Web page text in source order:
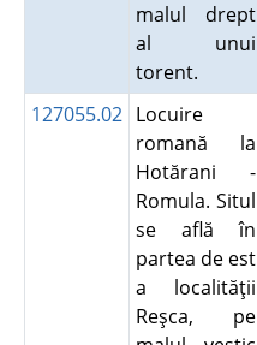
malul drept
al unui
torent.
127055.02 Locuire
romană la
Hotărani -
Romula. Situl
se află în
partea de est
a localităţii
Reşca, pe